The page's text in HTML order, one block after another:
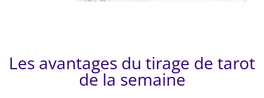
Les avantages du tirage de tarot
de la semaine